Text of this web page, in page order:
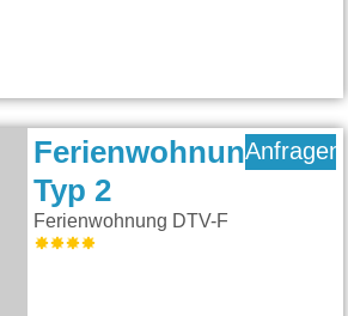
Ferienwohnung
Typ 2
Ferienwohnung DTV-F
Anfragen